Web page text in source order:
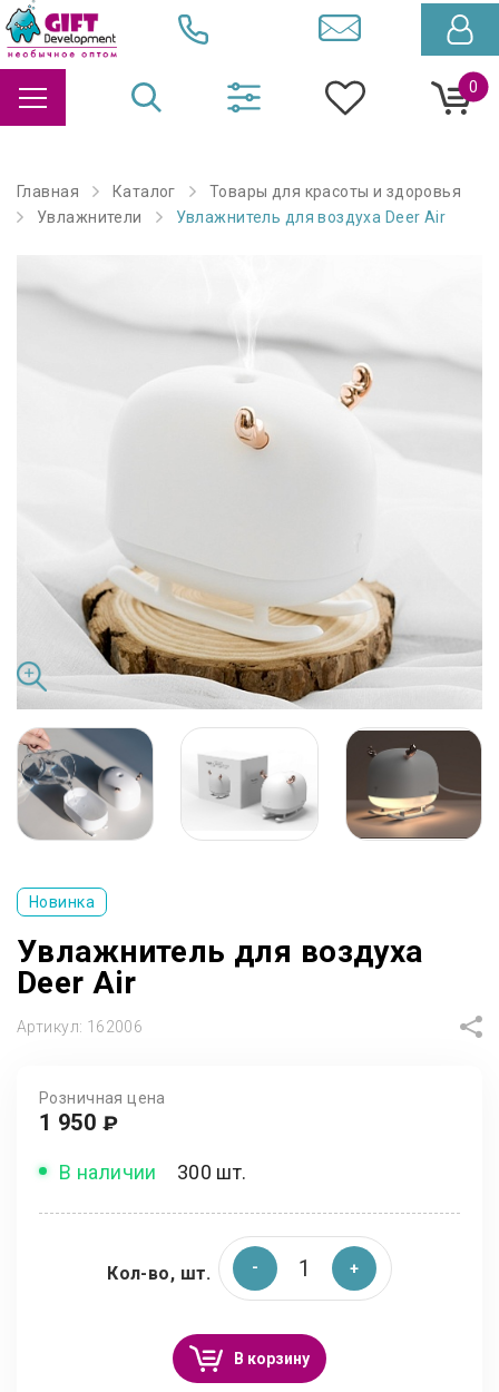
0
Главная Каталог
Товары для красоты и здоровья
Увлажнители
Увлажнитель для воздуха Deer Air
Новинка
Увлажнитель для воздуха
Deer Air
Артикул: 162006
Розничная цена
1 950 ₽
В наличии 300 шт.
Кол-во, шт.
В корзину